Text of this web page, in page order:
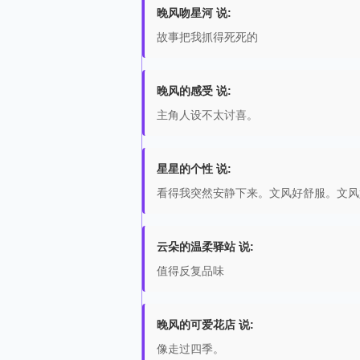
晚风吻星河 说:
故事把我抓得死死的
晚风的感受 说:
主角人设不太讨喜。
星星的个性 说:
看得我突然安静下来。文风好舒服。文
云朵的温柔驿站 说:
值得反复品味
晚风的可爱花店 说:
像走过四季。